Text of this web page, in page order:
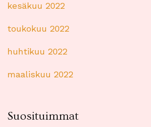
kesäkuu 2022
toukokuu 2022
huhtikuu 2022
maaliskuu 2022
Suosituimmat